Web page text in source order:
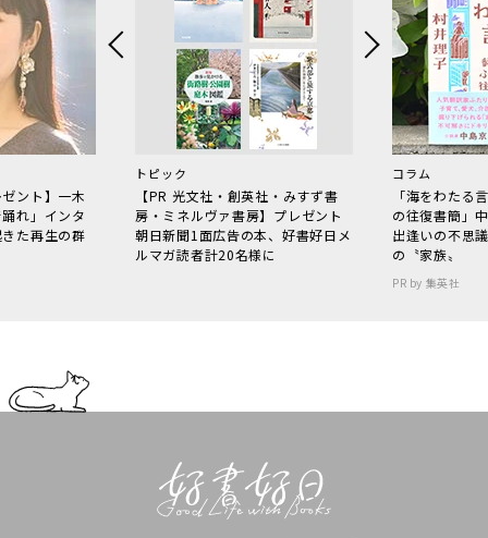
ント】一木
れ」インタ
た再生の群
トピック
【PR 光文社・創英社・みすず書
房・ミネルヴァ書房】プレゼント
朝日新聞1面広告の本、好書好日メ
ルマガ読者計20名様に
コラム
「海をわた
の往復書簡」
出逢いの不思
の〝家族〟
PR by 集英社